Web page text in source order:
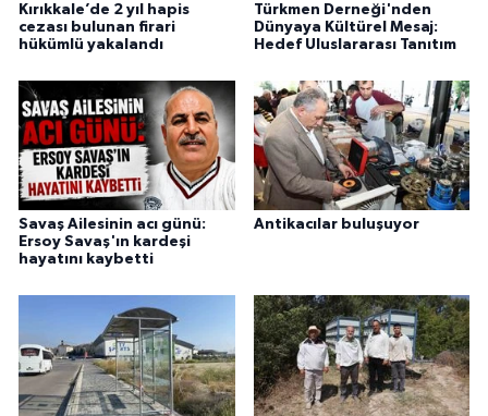
Kırıkkale’de 2 yıl hapis
cezası bulunan firari
hükümlü yakalandı
Türkmen Derneği'nden
Dünyaya Kültürel Mesaj:
Hedef Uluslararası Tanıtım
Savaş Ailesinin acı günü:
Ersoy Savaş'ın kardeşi
hayatını kaybetti
Antikacılar buluşuyor